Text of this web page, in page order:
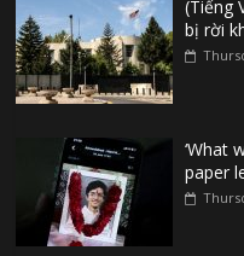
(Tiếng
bị rời
‘What
paper